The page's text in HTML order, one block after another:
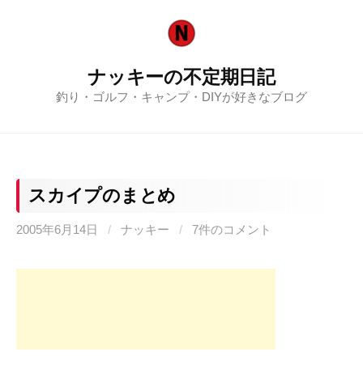
ナッキーの不定期日記
釣り・ゴルフ・キャンプ・DIYが好きなブログ
スカイプのまとめ
2005年6月14日 / ナッキー / 7件のコメント